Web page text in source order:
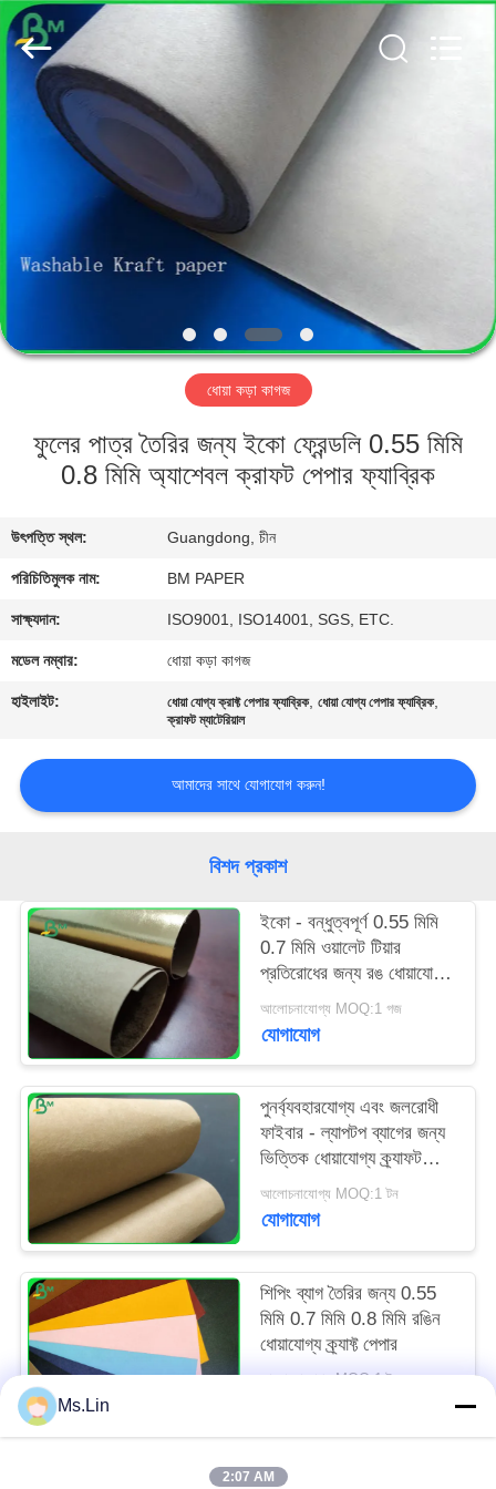
বাড়ি
আমাদের
কারখানা
যোগাযোগ
করুন
খবর
কেস
PRIVACY
POLICY
GUANGZHOU
BMPAPER
CO.,
LTD..
Reserved.
ধোয়া কড়া কাগজ
ফুলের পাত্র তৈরির জন্য ইকো ফ্রেন্ডলি 0.55 মিমি
0.8 মিমি অ্যাশেবল ক্রাফট পেপার ফ্যাব্রিক
উৎপত্তি স্থল: Guangdong, চীন
পরিচিতিমুলক নাম: BM PAPER
সাক্ষ্যদান: ISO9001, ISO14001, SGS, ETC.
মডেল নম্বার: ধোয়া কড়া কাগজ
হাইলাইট: ধোয়া যোগ্য ক্রাফ্ট পেপার ফ্যাব্রিক,ধোয়া যোগ্য পেপার ফ্যাব্রিক,
ক্রাফট ম্যাটেরিয়াল
আমাদের সাথে যোগাযোগ করুন!
বিশদ প্রকাশ
ইকো - বন্ধুত্বপূর্ণ 0.55 মিমি
0.7 মিমি ওয়ালেট টিয়ার
প্রতিরোধের জন্য রঙ ধোয়াযোগ্য
আলোচনাযোগ্য MOQ:1 গজ
যোগাযোগ
পুনর্ব্যবহারযোগ্য এবং জলরোধী
ফাইবার - ল্যাপটপ ব্যাগের জন্য
ভিত্তিক ধোয়াযোগ্য ক্র্যাফট
আলোচনাযোগ্য MOQ:1 টন
যোগাযোগ
শিপিং ব্যাগ তৈরির জন্য 0.55
মিমি 0.7 মিমি 0.8 মিমি রঙিন
ধোয়াযোগ্য ক্র্যাফ্ট পেপার
আলোচনাযোগ্য MOQ:1 টন
Ms.Lin
2:07 AM